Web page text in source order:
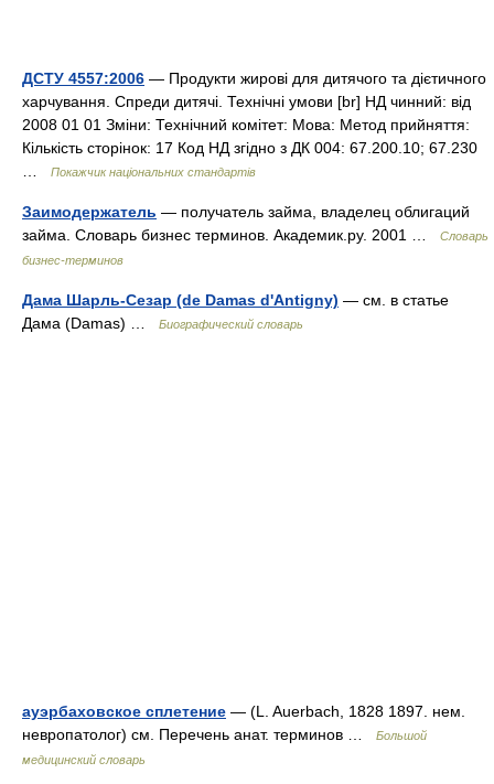
ДСТУ 4557:2006 — Продукти жирові для дитячого та дієтичного
харчування. Спреди дитячі. Технічні умови [br] НД чинний: від
2008 01 01 Зміни: Технічний комітет: Мова: Метод прийняття:
Кількість сторінок: 17 Код НД згідно з ДК 004: 67.200.10; 67.230
Покажчик національних стандартів
Заимодержатель — получатель займа, владелец облигаций
займа. Словарь бизнес терминов. Академик.ру. 2001 …
Словарь
бизнес-терминов
Дама Шарль-Сезар (de Damas d'Antigny) — см. в статье
Дама (Damas) …
Биографический словарь
ауэрбаховское сплетение — (L. Auerbach, 1828 1897. нем.
невропатолог) см. Перечень анат. терминов …
Большой
медицинский словарь